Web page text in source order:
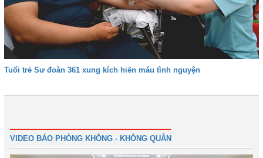
Tuổi trẻ Sư đoàn 361 xung kích hiến máu tình nguyện
VIDEO BÁO PHÒNG KHÔNG - KHÔNG QUÂN